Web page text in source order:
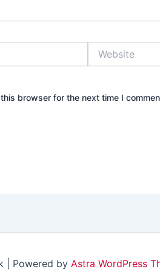
browser for the next time I
| Powered by Astra WordPress